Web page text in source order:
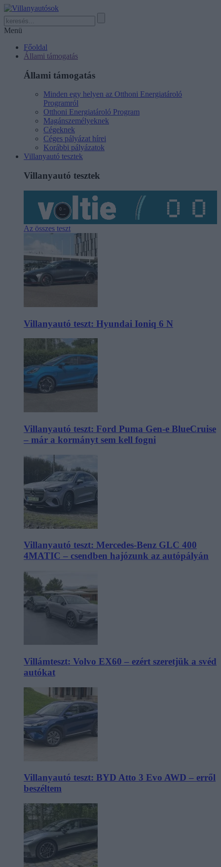
Menü
Főoldal
Állami támogatás
Állami támogatás
Minden egy helyen az Otthoni Energiatároló
Programról
Otthoni Energiatároló Program
Magánszemélyeknek
Cégeknek
Céges pályázat hírei
Korábbi pályázatok
Villanyautó tesztek
Villanyautó tesztek
Az összes teszt
Villanyautó teszt: Hyundai Ioniq 6 N
Villanyautó teszt: Ford Puma Gen-e BlueCruise
– már a kormányt sem kell fogni
Villanyautó teszt: Mercedes-Benz GLC 400
4MATIC – csendben hajózunk az autópályán
Villámteszt: Volvo EX60 – ezért szeretjük a svéd
autókat
Villanyautó teszt: BYD Atto 3 Evo AWD – erről
beszéltem